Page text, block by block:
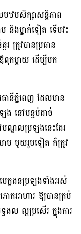
ឋមសិក្សាសន្តិភាព
និងម្នាក់ទៀត ទើបវះ
រ ត្រូវបានប្រធាន
កម្តាយ ដើម្បីមក
ានីភ្នំពេញ ដែលមាន
ង នៅបន្ទប់ដាច់
ឌលប្រឡងនេះដែរ
ាម មួយរូបទៀត ក៏ត្រូវ
ក្ខជនប្រឡងទាំងអស់
ោគអាហារ ឱ្យបានគ្រប់
ល ល្អប្រសើរ ក្នុងការ